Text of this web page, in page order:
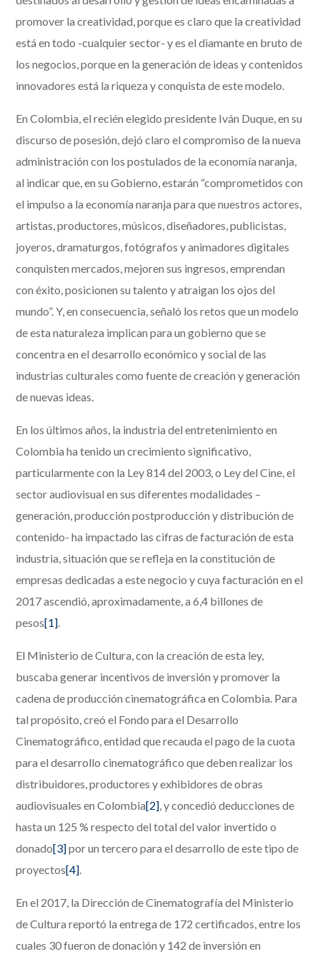
promover la creatividad, porque es claro que la creatividad
está en todo -cualquier sector- y es el diamante en bruto de
los negocios, porque en la generación de ideas y contenidos
innovadores está la riqueza y conquista de este modelo.
En Colombia, el recién elegido presidente Iván Duque, en su
discurso de posesión, dejó claro el compromiso de la nueva
administración con los postulados de la economía naranja,
al indicar que, en su Gobierno, estarán “comprometidos con
el impulso a la economía naranja para que nuestros actores,
artistas, productores, músicos, diseñadores, publicistas,
joyeros, dramaturgos, fotógrafos y animadores digitales
conquisten mercados, mejoren sus ingresos, emprendan
con éxito, posicionen su talento y atraigan los ojos del
mundo”. Y, en consecuencia, señaló los retos que un modelo
de esta naturaleza implican para un gobierno que se
concentra en el desarrollo económico y social de las
industrias culturales como fuente de creación y generación
de nuevas ideas.
En los últimos años, la industria del entretenimiento en
Colombia ha tenido un crecimiento significativo,
particularmente con la Ley 814 del 2003, o Ley del Cine, el
sector audiovisual en sus diferentes modalidades –
generación, producción postproducción y distribución de
contenido- ha impactado las cifras de facturación de esta
industria, situación que se refleja en la constitución de
empresas dedicadas a este negocio y cuya facturación en el
2017 ascendió, aproximadamente, a 6,4 billones de
pesos[1].
El Ministerio de Cultura, con la creación de esta ley,
buscaba generar incentivos de inversión y promover la
cadena de producción cinematográfica en Colombia. Para
tal propósito, creó el Fondo para el Desarrollo
Cinematográfico, entidad que recauda el pago de la cuota
para el desarrollo cinematográfico que deben realizar los
distribuidores, productores y exhibidores de obras
audiovisuales en Colombia[2], y concedió deducciones de
hasta un 125 % respecto del total del valor invertido o
donado[3]por un tercero para el desarrollo de este tipo de
proyectos[4].
En el 2017, la Dirección de Cinematografía del Ministerio
de Cultura reportó la entrega de 172 certificados, entre los
cuales 30 fueron de donación y 142 de inversión en